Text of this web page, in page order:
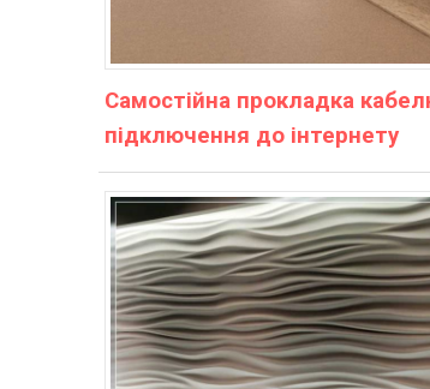
Самостійна прокладка
підключення до інтернету